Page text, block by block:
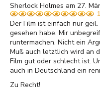
Sherlock Holmes am 27.
Der Film ist einfach nur
gesehen habe. Mir
runtermachen. Nicht ein
Muß auch letztlich wird an
Film gut oder schlecht ist.
auch in Deutschland ein
Zu Recht!